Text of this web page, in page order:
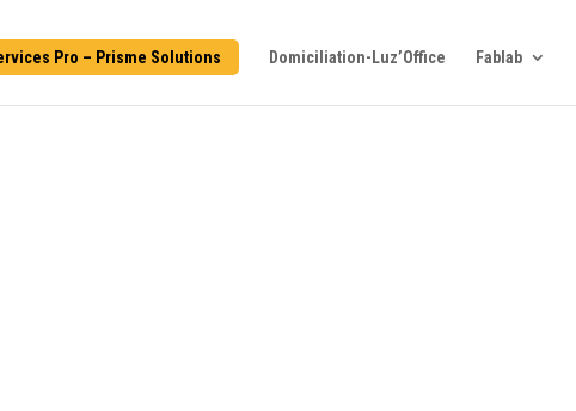
Pro – Prisme Solutions Domiciliation-Luz’Office Fablab